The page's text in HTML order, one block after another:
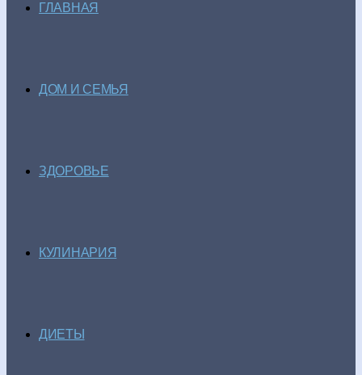
ГЛАВНАЯ
ДОМ И СЕМЬЯ
ЗДОРОВЬЕ
КУЛИНАРИЯ
ДИЕТЫ